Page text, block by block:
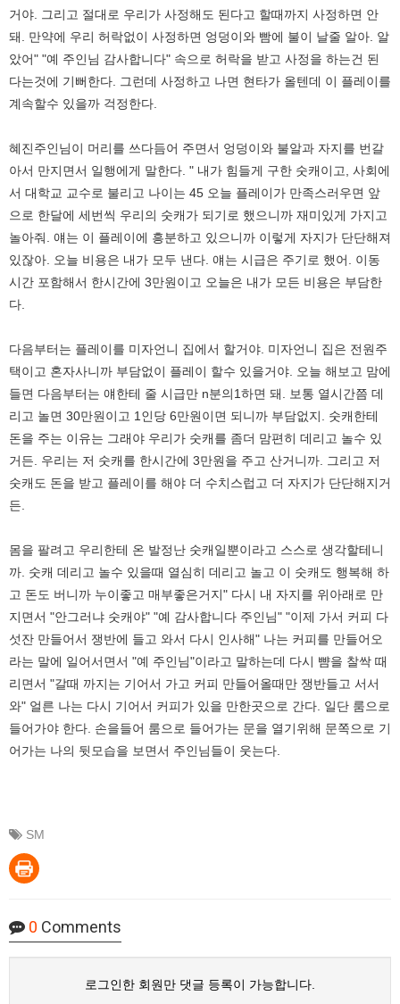
거야. 그리고 절대로 우리가 사정해도 된다고 할때까지 사정하면 안
돼. 만약에 우리 허락없이 사정하면 엉덩이와 빰에 불이 날줄 알아. 알
았어" "예 주인님 감사합니다" 속으로 허락을 받고 사정을 하는건 된
다는것에 기뻐한다. 그런데 사정하고 나면 현타가 올텐데 이 플레이를
계속할수 있을까 걱정한다.
혜진주인님이 머리를 쓰다듬어 주면서 엉덩이와 불알과 자지를 번갈
아서 만지면서 일행에게 말한다. " 내가 힘들게 구한 숫캐이고, 사회에
서 대학교 교수로 불리고 나이는 45 오늘 플레이가 만족스러우면 앞
으로 한달에 세번씩 우리의 숫캐가 되기로 했으니까 재미있게 가지고
놀아줘. 얘는 이 플레이에 흥분하고 있으니까 이렇게 자지가 단단해져
있잖아. 오늘 비용은 내가 모두 낸다. 얘는 시급은 주기로 했어. 이동
시간 포함해서 한시간에 3만원이고 오늘은 내가 모든 비용은 부담한
다.
다음부터는 플레이를 미자언니 집에서 할거야. 미자언니 집은 전원주
택이고 혼자사니까 부담없이 플레이 할수 있을거야. 오늘 해보고 맘에
들면 다음부터는 얘한테 줄 시급만 n분의1하면 돼. 보통 열시간쯤 데
리고 놀면 30만원이고 1인당 6만원이면 되니까 부담없지. 숫캐한테
돈을 주는 이유는 그래야 우리가 숫캐를 좀더 맘편히 데리고 놀수 있
거든. 우리는 저 숫캐를 한시간에 3만원을 주고 산거니까. 그리고 저
숫캐도 돈을 받고 플레이를 해야 더 수치스럽고 더 자지가 단단해지거
든.
몸을 팔려고 우리한테 온 발정난 숫캐일뿐이라고 스스로 생각할테니
까. 숫캐 데리고 놀수 있을때 열심히 데리고 놀고 이 숫캐도 행복해 하
고 돈도 버니까 누이좋고 매부좋은거지" 다시 내 자지를 위아래로 만
지면서 "안그러냐 숫캐야" "예 감사합니다 주인님" "이제 가서 커피 다
섯잔 만들어서 쟁반에 들고 와서 다시 인사해" 나는 커피를 만들어오
라는 말에 일어서면서 "예 주인님"이라고 말하는데 다시 뺨을 찰싹 때
리면서 "갈때 까지는 기어서 가고 커피 만들어올때만 쟁반들고 서서
와" 얼른 나는 다시 기어서 커피가 있을 만한곳으로 간다. 일단 룸으로
들어가야 한다. 손을들어 룸으로 들어가는 문을 열기위해 문쪽으로 기
어가는 나의 뒷모습을 보면서 주인님들이 웃는다.
SM
0 Comments
로그인한 회원만 댓글 등록이 가능합니다.